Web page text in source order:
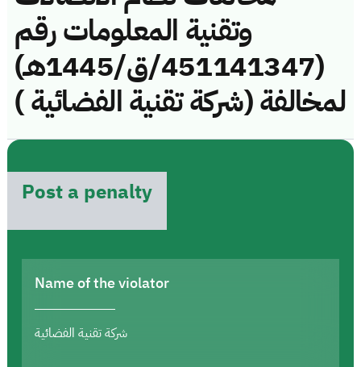
وتقنية المعلومات رقم
(451141347/ق/1445هـ)
لمخالفة (شركة تقنية الفضائية )
Post a penalty
Name of the violator
شركة تقنية الفضائية